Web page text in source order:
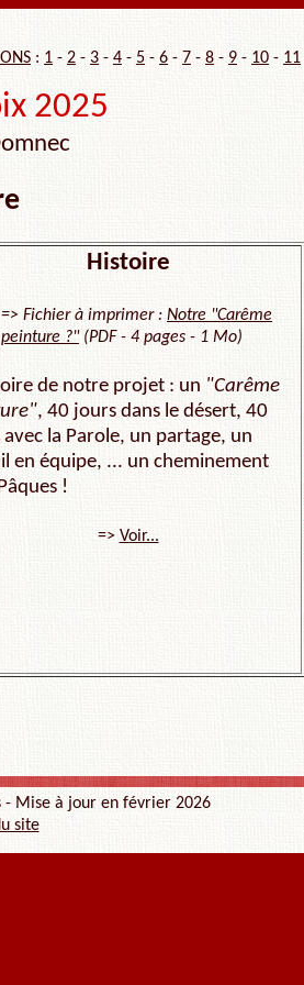
: 1 - 2 - 3 - 4 - 5 - 6 - 7 - 8 - 9 - 10 - 11
2025
Histoire
=> Fichier à imprimer : Notre "Carême
peinture ?"(PDF - 4 pages - 1 Mo)
de notre projet : un "Carême
, 40 jours dans le désert, 40
la Parole, un partage, un
en équipe, ... un cheminement
!
=> Voir...
- Mise à jour en février 2026
site